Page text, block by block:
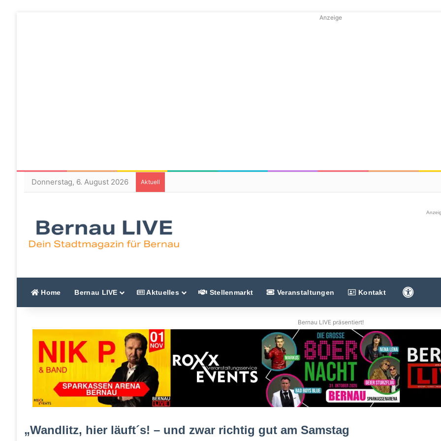
Anzeige
Donnerstag, 6. August 2026 Aktuell
Home Bernau LIVE Aktuelles Stellenmarkt Veranstaltungen Kontakt
Bernau LIVE präsentiert!
„Wandlitz, hier läuft´s! – und zwar richtig gut am Samstag